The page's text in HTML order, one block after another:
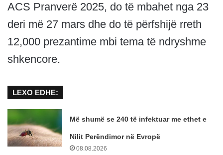
ACS Pranverë 2025, do të mbahet nga 23
deri më 27 mars dhe do të përfshijë rreth
12,000 prezantime mbi tema të ndryshme
shkencore.
LEXO EDHE:
Më shumë se 240 të infektuar me ethet e
Nilit Perëndimor në Evropë
08.08.2026